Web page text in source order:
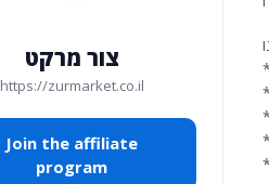
צור מרקט
https://zurmarket.co.il
Join the affiliate
program